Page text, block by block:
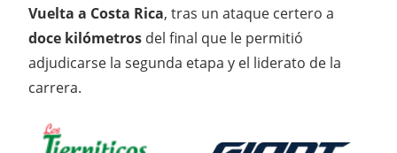
Vuelta a Costa Rica, tras un ataque certero a
doce kilómetros del final que le permitió
adjudicarse la segunda etapa y el liderato de la
carrera.